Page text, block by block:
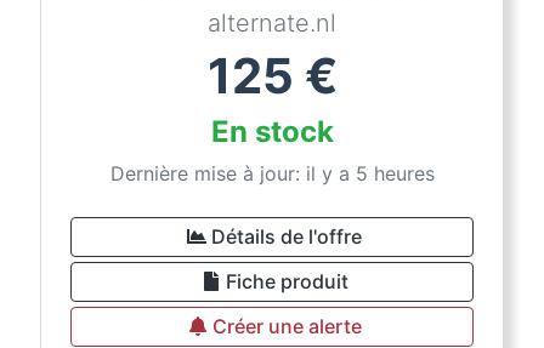
alternate.nl
125 €
En stock
Dernière mise à jour: il y a 5 heures
Détails de l'offre
Fiche produit
Créer une alerte